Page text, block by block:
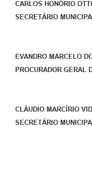
CARLOS HONÓRIO
SECRETÁRIO
EVANDRO MARCELO
PROCURADOR GERAL
CLÁUDIO MARCÍRIO
SECRETÁRIO